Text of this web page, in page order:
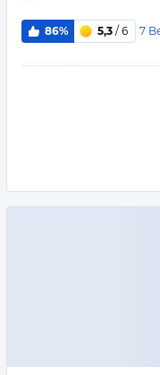
86% 5,3 / 6 7